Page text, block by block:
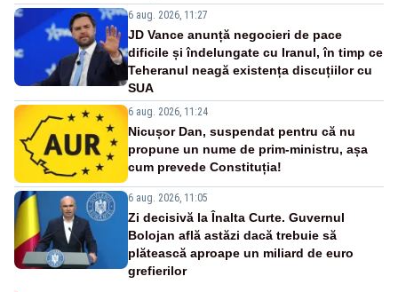
6 aug. 2026, 11:27
JD Vance anunță negocieri de pace
dificile și îndelungate cu Iranul, în timp ce
Teheranul neagă existența discuțiilor cu
SUA
6 aug. 2026, 11:24
Nicușor Dan, suspendat pentru că nu
propune un nume de prim-ministru, așa
cum prevede Constituția!
6 aug. 2026, 11:05
Zi decisivă la Înalta Curte. Guvernul
Bolojan află astăzi dacă trebuie să
plătească aproape un miliard de euro
grefierilor